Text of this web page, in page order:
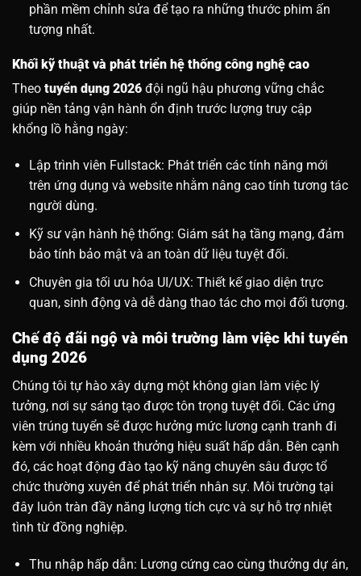
phần mềm chỉnh sửa để tạo ra những thước phim ấn
tượng nhất.
Khối kỹ thuật và phát triển hệ thống công nghệ cao
Theo tuyển dụng 2026 đội ngũ hậu phương vững chắc
giúp nền tảng vận hành ổn định trước lượng truy cập
khổng lồ hằng ngày:
Lập trình viên Fullstack: Phát triển các tính năng mới
trên ứng dụng và website nhằm nâng cao tính tương tác
người dùng.
Kỹ sư vận hành hệ thống: Giám sát hạ tầng mạng, đảm
bảo tính bảo mật và an toàn dữ liệu tuyệt đối.
Chuyên gia tối ưu hóa UI/UX: Thiết kế giao diện trực
quan, sinh động và dễ dàng thao tác cho mọi đối tượng.
Chế độ đãi ngộ và môi trường làm việc khi tuyển
dụng 2026
Chúng tôi tự hào xây dựng một không gian làm việc lý
tưởng, nơi sự sáng tạo được tôn trọng tuyệt đối. Các ứng
viên trúng tuyển sẽ được hưởng mức lương cạnh tranh đi
kèm với nhiều khoản thưởng hiệu suất hấp dẫn. Bên cạnh
đó, các hoạt động đào tạo kỹ năng chuyên sâu được tổ
chức thường xuyên để phát triển nhân sự. Môi trường tại
đây luôn tràn đầy năng lượng tích cực và sự hỗ trợ nhiệt
tình từ đồng nghiệp.
Thu nhập hấp dẫn: Lương cứng cao cùng thưởng dự án,